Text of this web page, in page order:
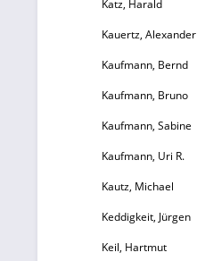
Katz, Harald
Kauertz, Alexander
Kaufmann, Bernd
Kaufmann, Bruno
Kaufmann, Sabine
Kaufmann, Uri R.
Kautz, Michael
Keddigkeit, Jürgen
Keil, Hartmut